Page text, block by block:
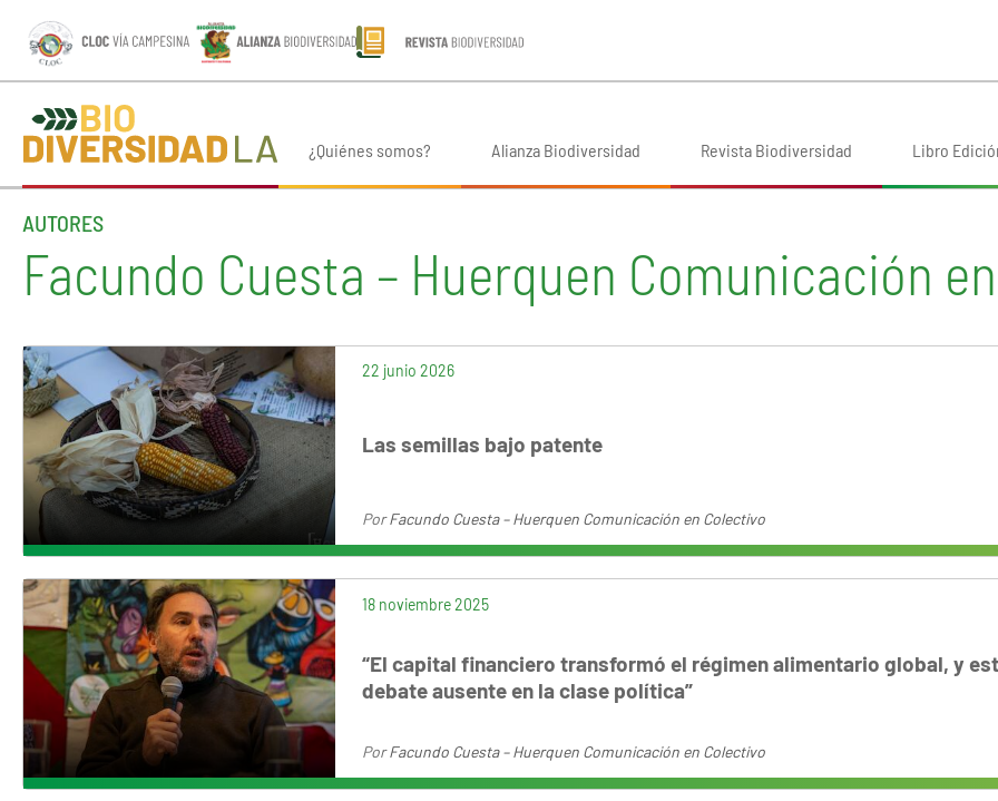
¿Quiénes somos? Alianza Biodiversidad Revista Biodiversidad Libro
AUTORES
Facundo Cuesta – Huerquen Comunicación
22 junio 2026
Las semillas bajo patente
PorFacundo Cuesta – Huerquen Comunicación en Colectivo
18 noviembre 2025
“El capital financiero transformó el régimen alimentario global, y
debate ausente en la clase política”
PorFacundo Cuesta – Huerquen Comunicación en Colectivo